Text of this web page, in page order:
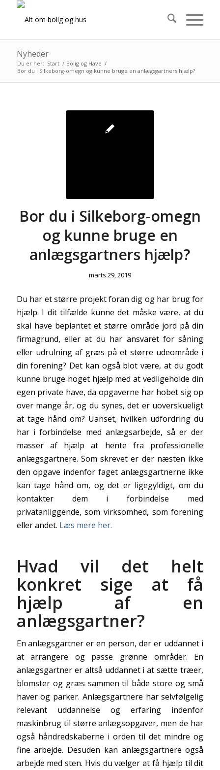
Nyheder
Du er her: Start / Bolig og Have /
Bor du i Silkeborg-omegn og kunne bruge en anlægsgartners hjælp?
Bor du i Silkeborg-omegn
og kunne bruge en
anlægsgartners hjælp?
marts 29, 2019
Du har et større projekt foran dig og har brug for
hjælp. I dit tilfælde kunne det måske være, at du
skal have beplantet et større område jord på din
firmagrund, eller at du har ansvaret for såning
eller udrulning af græs på et større udeområde i
din forening? Det kan også blot være, at du godt
kunne bruge noget hjælp med at vedligeholde din
egen private have, da opgaverne har hobet sig op
over mange år, og du synes, det er uoverskueligt
at tage hånd om? Uanset, hvilken udfordring du
har i forbindelse med anlægsarbejde, så er der
masser af hjælp at hente fra professionelle
anlægsgartnere. Som skrevet er der næsten ikke
den opgave indenfor faget anlægsgartnerne ikke
kan tage hånd om, og det er ligegyldigt, om du
kontakter dem i forbindelse med
privatanliggende, som virksomhed, som forening
eller andet. Læs mere her.
Hvad vil det helt
konkret sige at få
hjælp af en
anlægsgartner?
En anlægsgartner er en person, der er uddannet i
at arrangere og passe grønne områder. En
anlægsgartner er altså uddannet i at sætte træer,
blomster og græs sammen til både store og små
haver og parker. Anlægsgartnere har selvfølgelig
relevant uddannelse og erfaring indenfor
maskinbrug til større anlægsopgaver, men de har
også håndredskaberne i orden til det mindre og
fine arbejde. Desuden kan anlægsgartnere også
arbejde med sten. Hvis du vælger at få hjælp til dit